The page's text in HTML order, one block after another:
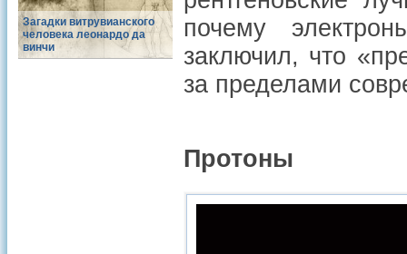
Загадки витрувианского
человека леонардо да
винчи
почему
заключил, что
за пределами
Протоны